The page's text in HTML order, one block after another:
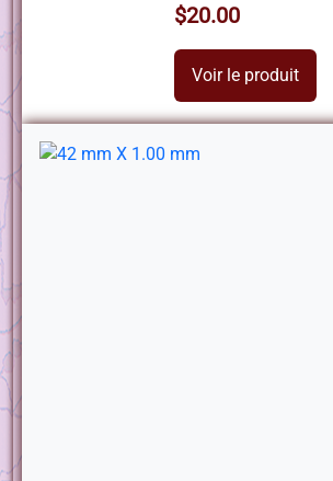
$20.00
Voir le produit